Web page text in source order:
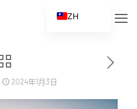
2024年1月3日
ZH